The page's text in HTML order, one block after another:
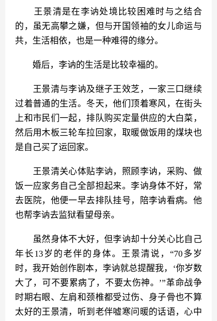
王景清是在李讷处境比较困难时与之结合
的，虽无高攀之嫌，但与开国领袖的女儿命运与
共，生活相依，也是一种难得的缘分。
婚后，李讷的生活是比较幸福的。
王景清与李讷及继子王效芝，一家三口继续
过着普通的生活。冬天，他们顶着寒风，在街头
上和市民们一起，排队购买定量供应的大白菜，
然后用木板三轮车拉回家，取暖做饭用的煤块也
是自己买了运回家。
王景清关心体贴李讷，照顾李讷，采购、做
饭一应家务自己全部担起来。李讷身体不好，常
去医院，他便一早去排队挂号，陪李讷看病。他
也帮李讷去监狱看望母亲。
虽然身体不大好，但李讷却十分关心比自己
年长13岁的老伴的身体。王景清说，“70多岁
时，我开始创作剧本，李讷就总提醒我，‘你岁数
大了，可不要累病了，不要太伤神。’”革命战争
时期右眼、左肩和颈椎都受过伤、身子骨也不算
太好的王景清，听到老伴嘘寒问暖的话语，心中